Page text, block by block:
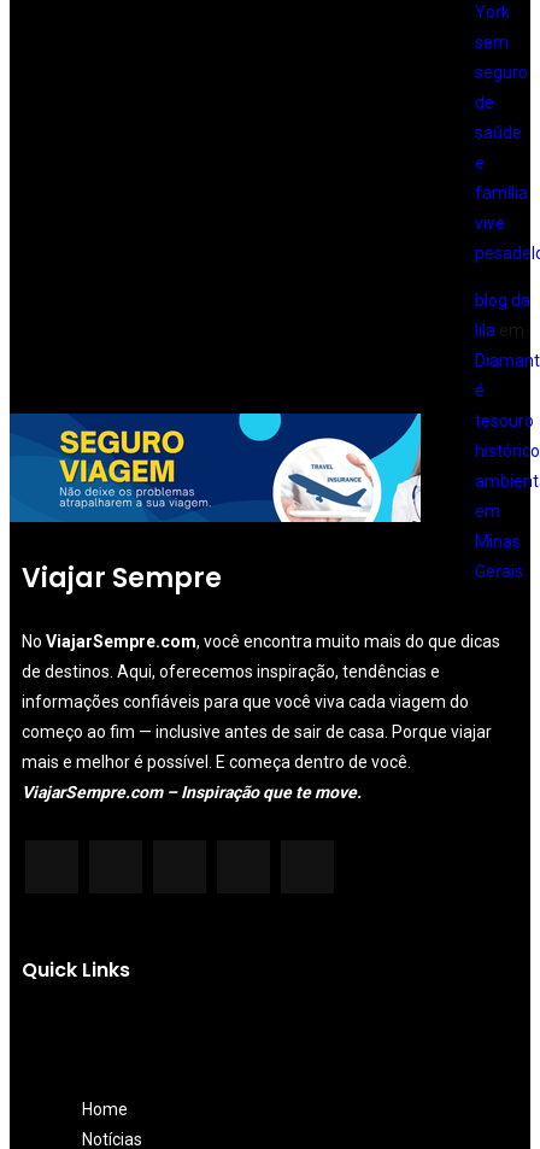
York
sem
seguro
de
saúde
e
família
vive
blog da
lila em
é
tesouro
histórico
em
Minas
Gerais
Viajar Sempre
No ViajarSempre.com, você encontra muito mais do que dicas
de destinos. Aqui, oferecemos inspiração, tendências e
informações confiáveis para que você viva cada viagem do
começo ao fim — inclusive antes de sair de casa. Porque viajar
mais e melhor é possível. E começa dentro de você.
ViajarSempre.com – Inspiração que te move.
Quick Links
Home
Notícias